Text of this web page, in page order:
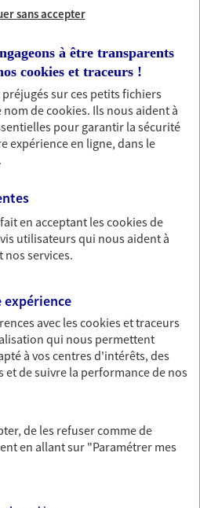
à votre épargne : achat
enfants ou voyage autour
à votre rythme et
profil.
nouveau chapitre de
d'un expert. Découvrez
Epargne Retraite)
pour la retraite.
de santé ainsi que celles de
santé qui
assurez-vous avec notre
vos proches en cas
en optant pour les
sans accepter
à être transparents
cookies et traceurs !
sur ces petits fichiers
nom decookies. Ils nous aident à
pour garantir la sécurité
expérience en ligne, dans le
en acceptant lescookiesde
utilisateurs qui nous aident à
services.
expérience
avec lescookies et traceurs
qui nous permettent
à vos centres d'intérêts, des
de suivre la performance de nos
de les refuser comme de
en allant sur "Paramétrer mes